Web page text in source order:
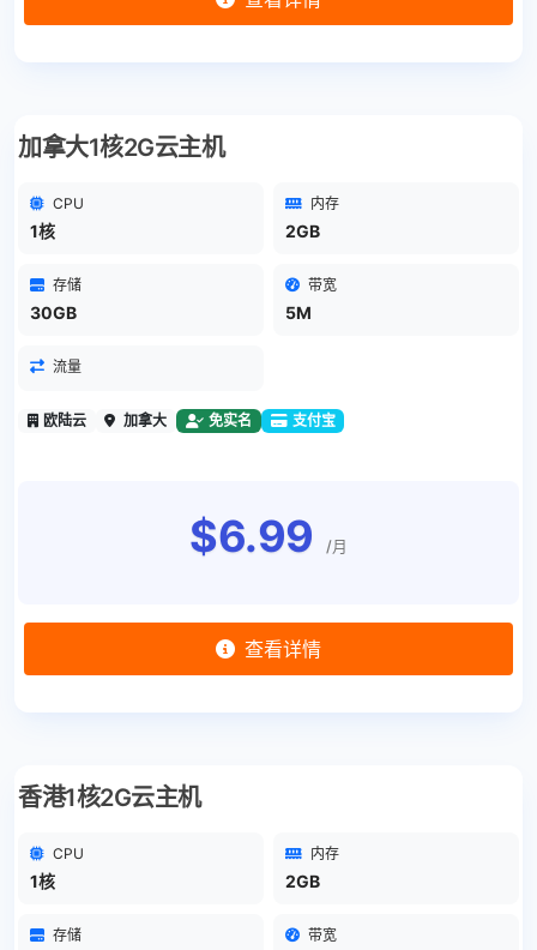
加拿大1核2G云主机
CPU
1核
内存
2GB
存储
30GB
带宽
5M
流量
欧陆云 加拿大 免实名 支付宝
$6.99 /月
查看详情
香港1核2G云主机
CPU
1核
内存
2GB
存储 带宽